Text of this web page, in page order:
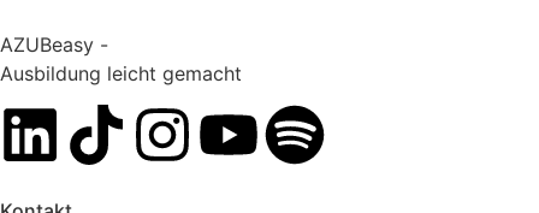
AZUBeasy -
Ausbildung leicht gemacht